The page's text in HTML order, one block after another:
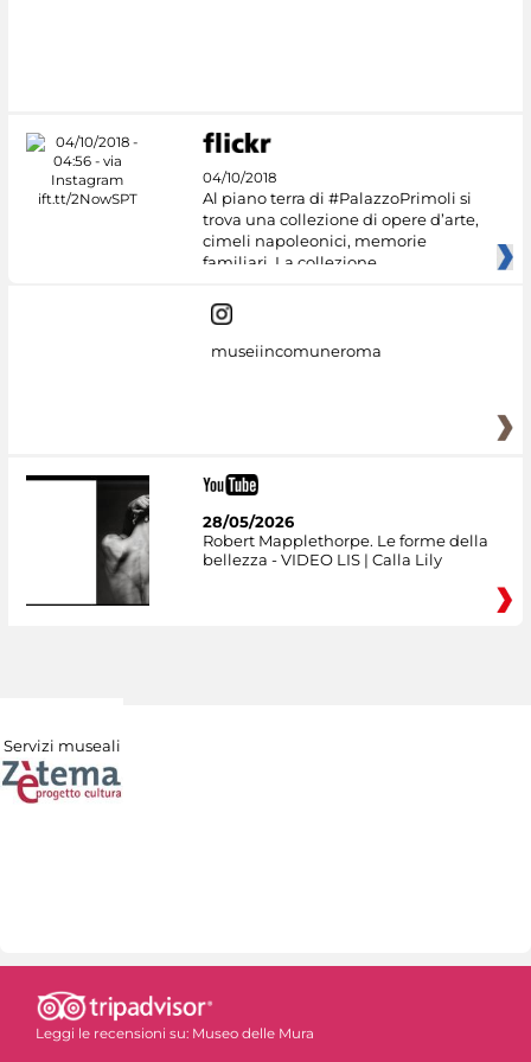
04/10/2018
Al piano terra di #PalazzoPrimoli si
trova una collezione di opere d’arte,
cimeli napoleonici, memorie
familiari. La collezione
museiincomuneroma
28/05/2026
Robert Mapplethorpe. Le forme della
bellezza - VIDEO LIS | Calla Lily
Servizi museali
Leggi le recensioni su: Museo delle Mura